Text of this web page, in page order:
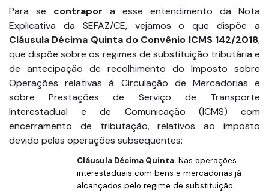
Para se contrapor a esse entendimento da Nota
Explicativa da SEFAZ/CE, vejamos o que dispõe a
Cláusula Décima Quinta do Convênio ICMS 142/2018,
que dispõe sobre os regimes de substituição tributária e
de antecipação de recolhimento do Imposto sobre
Operações relativas à Circulação de Mercadorias e
sobre Prestações de Serviço de Transporte
Interestadual e de Comunicação (ICMS) com
encerramento de tributação, relativos ao imposto
devido pelas operações subsequentes:
Cláusula Décima Quinta. Nas operações
interestaduais com bens e mercadorias já
alcançados pelo regime de substituição